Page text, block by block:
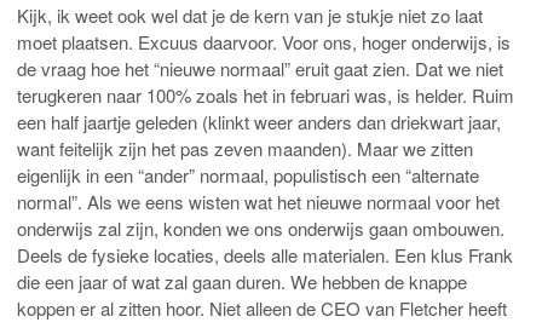
Kijk, ik weet ook wel dat je de kern van je stukje niet zo laat
moet plaatsen. Excuus daarvoor. Voor ons, hoger onderwijs, is
de vraag hoe het “nieuwe normaal” eruit gaat zien. Dat we niet
terugkeren naar 100% zoals het in februari was, is helder. Ruim
een half jaartje geleden (klinkt weer anders dan driekwart jaar,
want feitelijk zijn het pas zeven maanden). Maar we zitten
eigenlijk in een “ander” normaal, populistisch een “alternate
normal”. Als we eens wisten wat het nieuwe normaal voor het
onderwijs zal zijn, konden we ons onderwijs gaan ombouwen.
Deels de fysieke locaties, deels alle materialen. Een klus Frank
die een jaar of wat zal gaan duren. We hebben de knappe
koppen er al zitten hoor. Niet alleen de CEO van Fletcher heeft